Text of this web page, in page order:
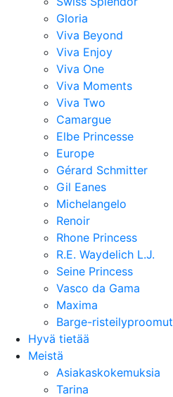
Gloria
Viva Beyond
Viva Enjoy
Viva One
Viva Moments
Viva Two
Camargue
Elbe Princesse
Europe
Gérard Schmitter
Gil Eanes
Michelangelo
Renoir
Rhone Princess
R.E. Waydelich L.J.
Seine Princess
Vasco da Gama
Maxima
Barge-risteilyproomut
Hyvä tietää
Meistä
Asiakaskokemuksia
Tarina